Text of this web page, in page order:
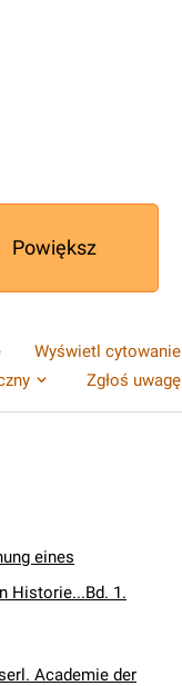
Powiększ
Wyświetl cytowanie
Zgłoś uwagę
eines
Historie...Bd. 1.
Academie der